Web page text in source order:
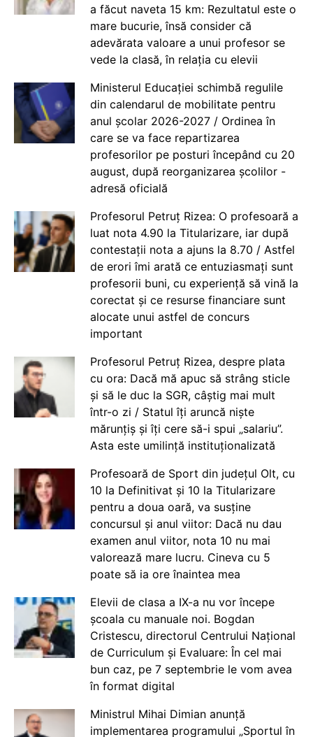
a făcut naveta 15 km: Rezultatul este o
mare bucurie, însă consider că
adevărata valoare a unui profesor se
vede la clasă, în relația cu elevii
Ministerul Educației schimbă regulile
din calendarul de mobilitate pentru
anul școlar 2026-2027 / Ordinea în
care se va face repartizarea
profesorilor pe posturi începând cu 20
august, după reorganizarea școlilor -
adresă oficială
Profesorul Petruț Rizea: O profesoară a
luat nota 4.90 la Titularizare, iar după
contestații nota a ajuns la 8.70 / Astfel
de erori îmi arată ce entuziasmați sunt
profesorii buni, cu experiență să vină la
corectat și ce resurse financiare sunt
alocate unui astfel de concurs
important
Profesorul Petruț Rizea, despre plata
cu ora: Dacă mă apuc să strâng sticle
și să le duc la SGR, câștig mai mult
într-o zi / Statul îți aruncă niște
mărunțiș și îți cere să-i spui „salariu”.
Asta este umilință instituționalizată
Profesoară de Sport din județul Olt, cu
10 la Definitivat și 10 la Titularizare
pentru a doua oară, va susține
concursul și anul viitor: Dacă nu dau
examen anul viitor, nota 10 nu mai
valorează mare lucru. Cineva cu 5
poate să ia ore înaintea mea
Elevii de clasa a IX-a nu vor începe
școala cu manuale noi. Bogdan
Cristescu, directorul Centrului Național
de Curriculum și Evaluare: În cel mai
bun caz, pe 7 septembrie le vom avea
în format digital
Ministrul Mihai Dimian anunță
implementarea programului „Sportul în